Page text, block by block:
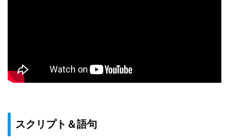
スクリプト＆語句